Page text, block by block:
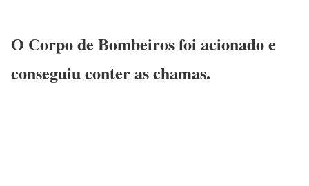
O Corpo de Bombeiros foi acionado e
conseguiu conter as chamas.